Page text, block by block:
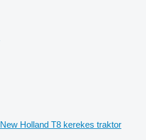
New Holland T8 kerekes traktor